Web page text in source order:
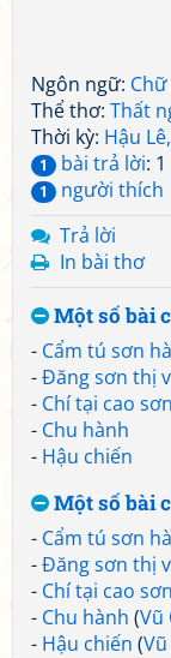
Ngôn ngữ:
Thể thơ: Thất
Thời kỳ: Hậu
1 bài trả lời:
1
người thích
Trả lời
In bài thơ
Một số bài
- Cẩm tú sơn hà
-Đăng sơn thị
- Chí tại cao sơn
- Chu hành
- Hậu chiến
Một số bài
- Cẩm tú sơn hà
-Đăng sơn thị
- Chí tại cao sơn
- Chu hành (Vũ
- Hậu chiến (Vũ